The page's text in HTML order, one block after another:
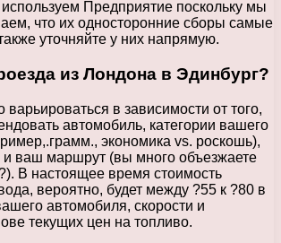
Предприятие поскольку мы
что их односторонние сборы самые
уточняйте у них напрямую.
из Лондона в Эдинбург?
варьироваться в зависимости от того,
автомобиль, категории вашего
экономика vs. роскошь),
и ваш маршрут (вы много объезжаете
В настоящее время стоимость
вероятно, будет между ?55 к ?80 в
автомобиля, скорости и
текущих цен на топливо.